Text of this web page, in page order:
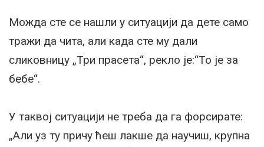
Можда сте се нашли у ситуацији да дете само
тражи да чита, али када сте му дали
сликовницу „Три прасета“, рекло је:“То је за
бебе“.
У таквој ситуацији не треба да га форсирате:
„Али уз ту причу ћеш лакше да научиш, крупна